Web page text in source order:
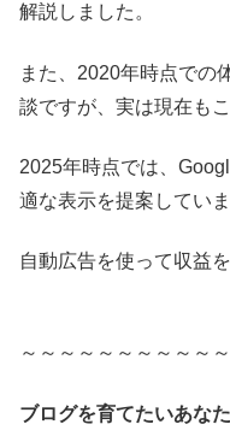
解説しました。
また、2020年時点での
談ですが、実は現在も
2025年時点では、
適な表示を提案していま
自動広告を使って収益
～～～～～～～～～～
ブログを育てたいあな